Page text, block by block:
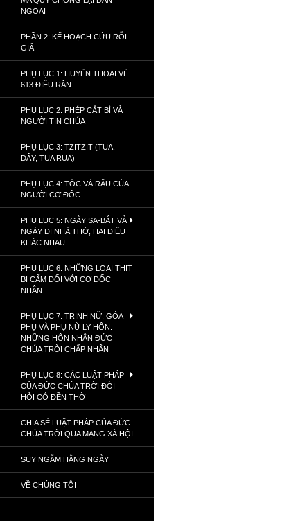
NGOẠI
PHẦN 2: KẾ HOẠCH CỨU RỖI
GIẢ
PHỤ LỤC 1: HUYỀN THOẠI VỀ
613 ĐIỀU RĂN
PHỤ LỤC 2: PHÉP CẮT BÌ VÀ
NGƯỜI TIN CHÚA
PHỤ LỤC 3: TZITZIT (TUA,
DÂY, TUA RUA)
PHỤ LỤC 4: TÓC VÀ RÂU CỦA
NGƯỜI CƠ ĐỐC
PHỤ LỤC 5: NGÀY SA-BÁT VÀ
NGÀY ĐI NHÀ THỜ, HAI ĐIỀU
KHÁC NHAU
PHỤ LỤC 6: NHỮNG LOẠI THỊT
BỊ CẤM ĐỐI VỚI CƠ ĐỐC
NHÂN
PHỤ LỤC 7: TRINH NỮ, GÓA
PHỤ VÀ PHỤ NỮ LY HÔN:
NHỮNG HÔN NHÂN ĐỨC
CHÚA TRỜI CHẤP NHẬN
PHỤ LỤC 8: CÁC LUẬT PHÁP
CỦA ĐỨC CHÚA TRỜI ĐÒI
HỎI CÓ ĐỀN THỜ
CHIA SẺ LUẬT PHÁP CỦA ĐỨC
CHÚA TRỜI QUA MẠNG XÃ HỘI
SUY NGẪM HẰNG NGÀY
VỀ CHÚNG TÔI